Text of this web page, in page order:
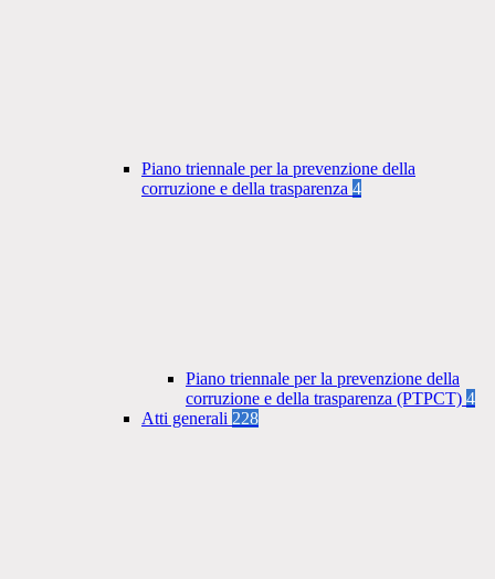
Piano triennale per la prevenzione della
corruzione e della trasparenza 4
Piano triennale per la prevenzione della
corruzione e della trasparenza (PTPCT) 4
Atti generali 228